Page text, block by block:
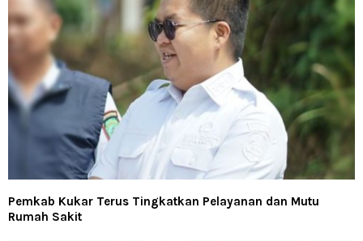
Pemkab Kukar Terus Tingkatkan Pelayanan dan Mutu
Rumah Sakit